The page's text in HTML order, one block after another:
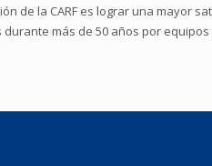
de la CARF es lograr una mayor
más de 50 años por